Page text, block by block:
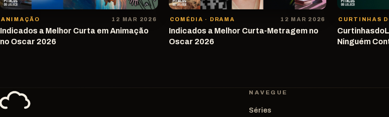
ANIMAÇÃO 12 MAR 2026
Indicados a Melhor Curta em Animação
no Oscar 2026
COMÉDIA · DRAMA 12 MAR 2026
Indicados a Melhor Curta-Metragem no
Oscar 2026
Ninguém
NAVEGUE
Séries